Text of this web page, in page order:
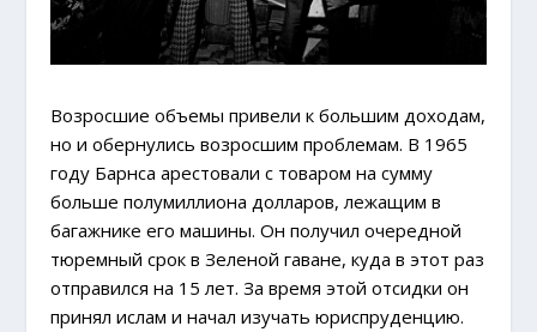
Возросшие объемы привели к большим доходам,
но и обернулись возросшим проблемам. В 1965
году Барнса арестовали с товаром на сумму
больше полумиллиона долларов, лежащим в
багажнике его машины. Он получил очередной
тюремный срок в Зеленой гаване, куда в этот раз
отправился на 15 лет. За время этой отсидки он
принял ислам и начал изучать юриспруденцию.